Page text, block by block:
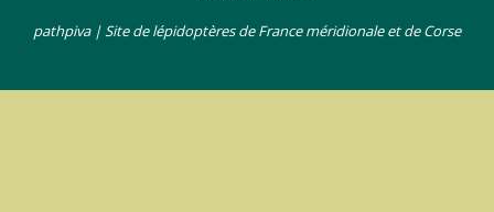
pathpiva | Site de lépidoptères de France méridionale et de Corse